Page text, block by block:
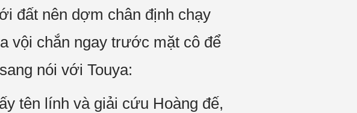
đất nên dợm chân định chạy
vội chắn ngay trước mặt cô để
nói với Touya:
tên lính và giải cứu Hoàng đế,